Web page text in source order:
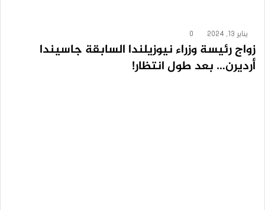
يناير 13, 2024 0
زواج رئيسة وزراء نيوزيلندا السابقة جاسيندا
أرديرن… بعد طول انتظار!